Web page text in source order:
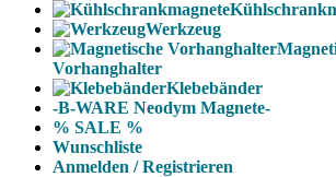
Werkzeug
Vorhanghalter
Klebebänder
-B-WARE Neodym Magnete-
% SALE %
Wunschliste
Anmelden / Registrieren